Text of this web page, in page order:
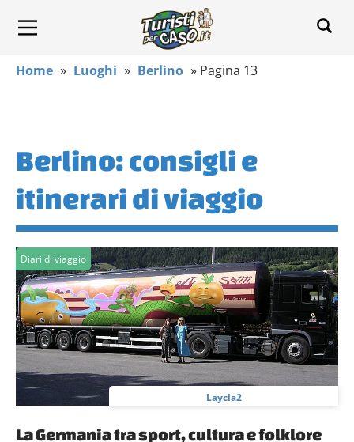
Home » Luoghi » Berlino » Pagina 13
Berlino: consigli e
itinerari di viaggio
Diari di viaggio
Laycla2
La Germania tra sport, cultura e folklore